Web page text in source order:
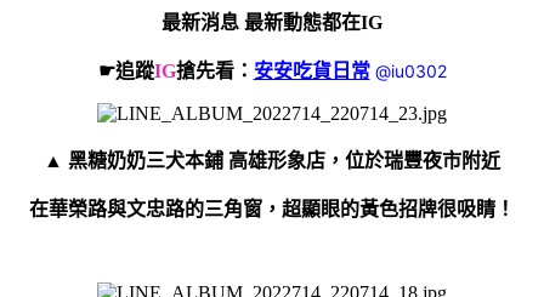
最新消息 最新動態都在IG
☛追蹤IG搶先看： 安安吃貨日常 @iu0302
▲ 黑糖奶奶三犬本鋪 高雄形象店，位於瑞豐夜市附近
在華榮路與文忠路的三角窗，超顯眼的黃色招牌很吸睛！